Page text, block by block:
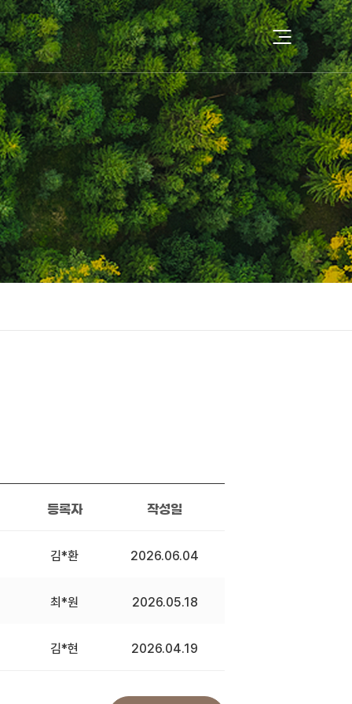
등록자 작성일
김*환 2026.06.04
최*원 2026.05.18
김*현 2026.04.19